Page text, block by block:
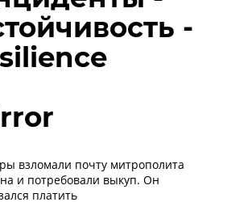
-
взломали почту митрополита
и потребовали выкуп. Он
платить